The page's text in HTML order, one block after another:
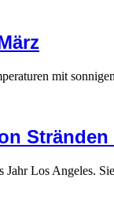
mit
Jahr Los Angeles.